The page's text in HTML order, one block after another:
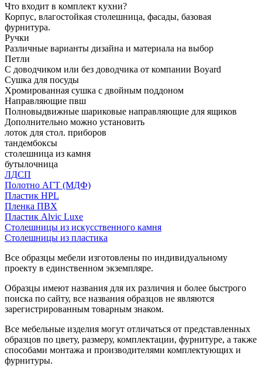
Что входит в комплект кухни?
Корпус, влагостойкая столешница, фасады, базовая
фурнитура.
Ручки
Различные варианты дизайна и материала на выбор
Петли
С доводчиком или без доводчика от компании Boyard
Сушка для посуды
Хромированная сушка с двойным поддоном
Направляющие пвш
Полновыдвижные шариковые направляющие для ящиков
Дополнительно можно установить
лоток для стол. приборов
тандембоксы
столешница из камня
бутылочница
ЛДСП
Полотно АГТ (МДФ)
Пластик HPL
Пленка ПВХ
Пластик Alvic Luxe
Столешницы из искусственного камня
Столешницы из пластика
Все образцы мебели изготовлены по индивидуальному
проекту в единственном экземпляре.
Образцы имеют названия для их различия и более быстрого
поиска по сайту, все названия образцов не являются
зарегистрированным товарным знаком.
Все мебельные изделия могут отличаться от представленных
образцов по цвету, размеру, комплектации, фурнитуре, а также
способами монтажа и производителями комплектующих и
фурнитуры.